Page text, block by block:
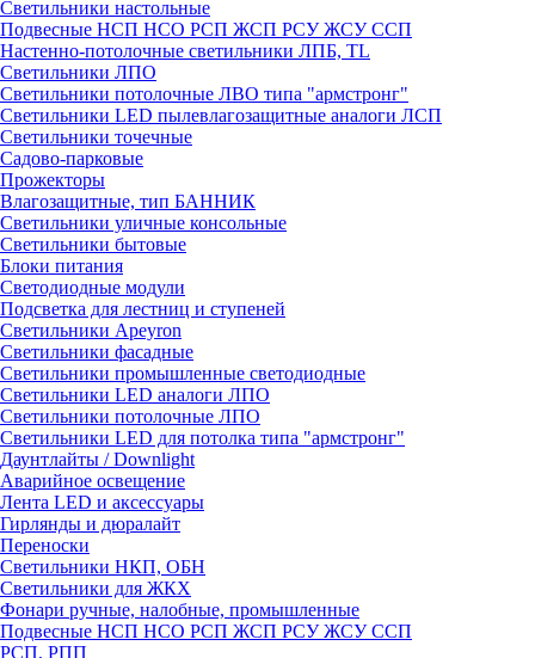
Светильники настольные
Подвесные НСП НСО РСП ЖСП РСУ ЖСУ ССП
Настенно-потолочные светильники ЛПБ, TL
Светильники ЛПО
Светильники потолочные ЛВО типа "армстронг"
Светильники LED пылевлагозащитные аналоги ЛСП
Светильники точечные
Садово-парковые
Прожекторы
Влагозащитные, тип БАННИК
Светильники уличные консольные
Светильники бытовые
Блоки питания
Светодиодные модули
Подсветка для лестниц и ступеней
Светильники Apeyron
Светильники фасадные
Светильники промышленные светодиодные
Светильники LED аналоги ЛПО
Светильники потолочные ЛПО
Светильники LED для потолка типа "армстронг"
Даунтлайты / Downlight
Аварийное освещение
Лента LED и аксессуары
Гирлянды и дюралайт
Переноски
Светильники НКП, ОБН
Светильники для ЖКХ
Фонари ручные, налобные, промышленные
Подвесные НСП НСО РСП ЖСП РСУ ЖСУ ССП
РСП, РПП